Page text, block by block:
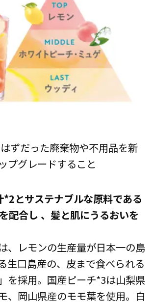
ずだった廃棄物や不用品を新
プグレードすること
*2とサステナブルな原料である
配合し 、髪と肌にうるおいを
、レモンの生産量が日本一の島
生口島産の、皮まで食べられる
を採用。国産ピーチ*3は山梨県
、岡山県産のモモ葉を使用。白